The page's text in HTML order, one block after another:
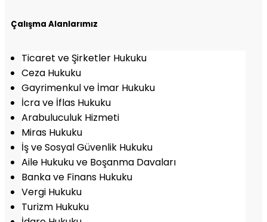
Çalışma Alanlarımız
Ticaret ve Şirketler Hukuku
Ceza Hukuku
Gayrimenkul ve İmar Hukuku
İcra ve İflas Hukuku
Arabuluculuk Hizmeti
Miras Hukuku
İş ve Sosyal Güvenlik Hukuku
Aile Hukuku ve Boşanma Davaları
Banka ve Finans Hukuku
Vergi Hukuku
Turizm Hukuku